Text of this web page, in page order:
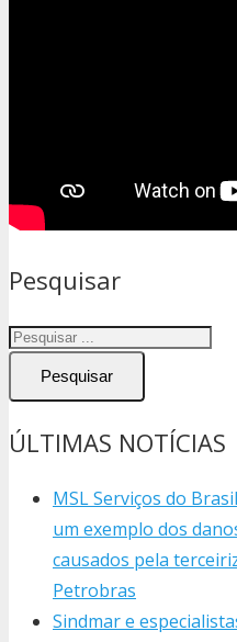
Pesquisar
Pesquisar
ÚLTIMAS NOTÍCIAS
MSL Serviços do
um exemplo dos
causados pela
Petrobras
Sindmar e